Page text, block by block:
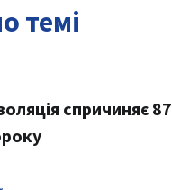
темі
спричиняє